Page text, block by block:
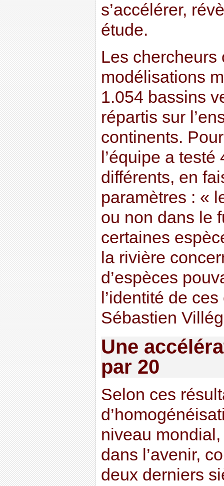
s’accélérer,
étude.
Les chercheurs
modélisations
1.054 bassins
répartis sur
continents.
l’équipe a
différents, en
paramètres : «
ou non dans le
certaines
la rivière
d’espèces
l’identité de
Sébastien
Une
par 20
Selon ces
niveau
dans l’avenir,
deux derniers